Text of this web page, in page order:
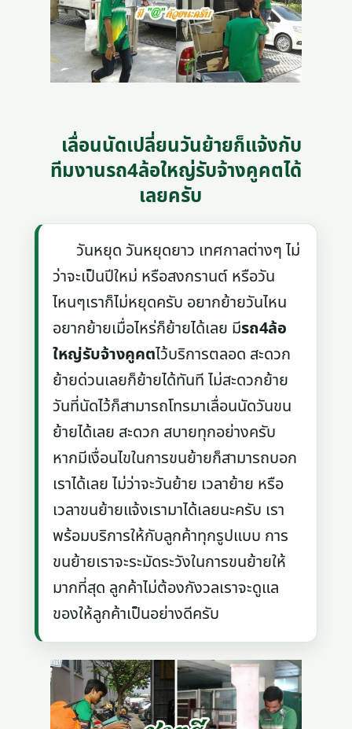
เลื่อนนัดเปลี่ยนวันย้ายก็แจ้งกับ
ทีมงานรถ4ล้อใหญ่รับจ้างคูคตได้
เลยครับ
วันหยุด วันหยุดยาว เทศกาลต่างๆ ไม่
ว่าจะเป็นปีใหม่ หรือสงกรานต์ หรือวัน
ไหนๆเราก็ไม่หยุดครับ อยากย้ายวันไหน
อยากย้ายเมื่อไหร่ก็ย้ายได้เลย มีรถ4ล้อ
ใหญ่รับจ้างคูคตไว้บริการตลอด สะดวก
ย้ายด่วนเลยก็ย้ายได้ทันที ไม่สะดวกย้าย
วันที่นัดไว้ก็สามารถโทรมาเลื่อนนัดวันขน
ย้ายได้เลย สะดวก สบายทุกอย่างครับ
หากมีเงื่อนไขในการขนย้ายก็สามารถบอก
เราได้เลย ไม่ว่าจะวันย้าย เวลาย้าย หรือ
เวลาขนย้ายแจ้งเรามาได้เลยนะครับ เรา
พร้อมบริการให้กับลูกค้าทุกรูปแบบ การ
ขนย้ายเราจะระมัดระวังในการขนย้ายให้
มากที่สุด ลูกค้าไม่ต้องกังวลเราจะดูแล
ของให้ลูกค้าเป็นอย่างดีครับ